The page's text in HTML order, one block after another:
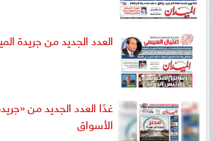
العدد الجديد من جريدة
غدًا العدد الجديد من
الأسواق